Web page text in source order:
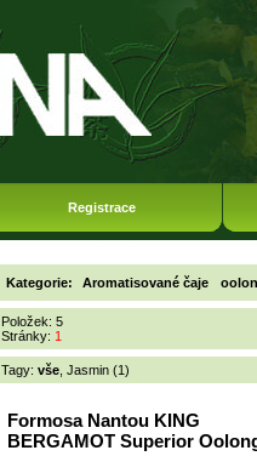
Registrace
Kategorie: Aromatisované čaje
Položek: 5
Stránky: 1
Tagy: vše Jasmin (1)
Formosa Nantou KING
BERGAMOT Superior